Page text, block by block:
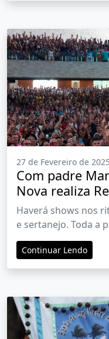
27 de Fevereiro de 2025
Com padre
Nova realiza
carnaval
Haverá shows nos
e sertanejo. Toda a
taxa de entrada e
Continuar Lendo